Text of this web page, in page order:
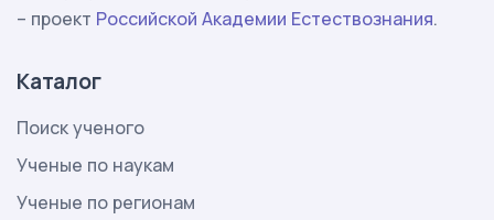
– проект Российской Академии Естествознания.
Каталог
Поиск ученого
Ученые по наукам
Ученые по регионам